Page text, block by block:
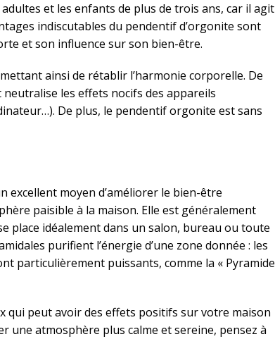
et les enfants de plus de trois ans, car il agit
indiscutables du pendentif d’orgonite sont
et son influence sur son bien-être.
ainsi de rétablir l’harmonie corporelle. De
les effets nocifs des appareils
De plus, le pendentif orgonite est sans
excellent moyen d’améliorer le bien-être
paisible à la maison. Elle est généralement
place idéalement dans un salon, bureau ou toute
purifient l’énergie d’une zone donnée : les
particulièrement puissants, comme la « Pyramide
qui peut avoir des effets positifs sur votre maison
une atmosphère plus calme et sereine, pensez à